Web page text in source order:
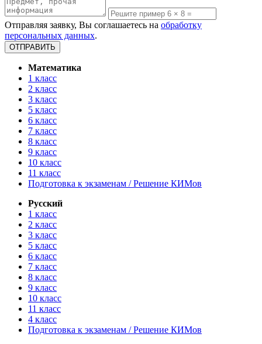
Отправляя заявку, Вы соглашаетесь на обработку
персональных данных.
Математика
1 класс
2 класс
3 класс
5 класс
6 класс
7 класс
8 класс
9 класс
10 класс
11 класс
Подготовка к экзаменам / Решение КИМов
Русский
1 класс
2 класс
3 класс
5 класс
6 класс
7 класс
8 класс
9 класс
10 класс
11 класс
4 класс
Подготовка к экзаменам / Решение КИМов